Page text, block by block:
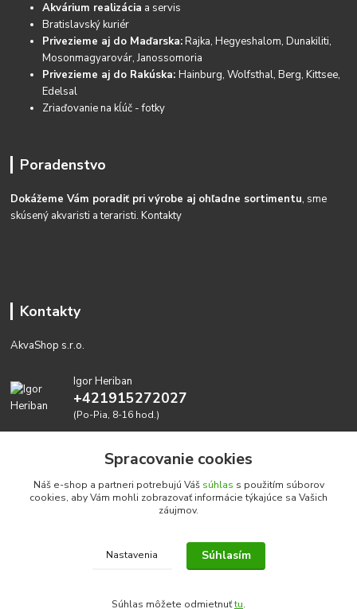
Akvárium realizácia a servis
Bratislavský kuriér
Privezieme aj do Maďarska:Rajka, Hegyeshalom, Dunakiliti,
Mosonmagyarovár, Janossomoria
Privezieme aj do Rakúska:Hainburg, Wolfsthal, Berg, Kittsee,
Edelsal
Zriaďovanie na kĺúč - fotky
Poradenstvo
Dokážeme Vám poradiť pri výrobe aj ohľadne sortimentu, sme
skúsený akvaristi a teraristi.Kontakty
Kontakty
AkvaShop s.r.o.
Igor Heriban
+421915272027
(Po-Pia, 8-16 hod.)
Realizujeme prírodné akvária: AkvaShop s.r.o. • IBAN:
SK3911000000002947087849
Spracovanie cookies
Náš e-shop a partneri potrebujú Váš súhlas s použitím súborov
cookies, aby Vám mohli zobrazovať informácie týkajúce sa Vašich
záujmov.
Nastavenia Súhlasím
Súhlas môžete odmietnuťtu.